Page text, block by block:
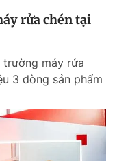
rửa chén tại
trường máy rửa
3 dòng sản phẩm